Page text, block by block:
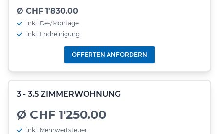
Ø CHF 1'830.00
inkl. De-/Montage
inkl. Endreinigung
OFFERTEN ANFORDERN
3 - 3.5 ZIMMERWOHNUNG
Ø CHF 1'250.00
inkl. Mehrwertsteuer